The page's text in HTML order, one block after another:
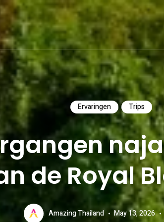
Ervaringen Trips
de Royal
Amazing Thailand May 13, 2026